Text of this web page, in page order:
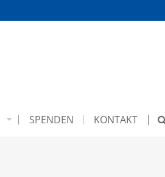
SPENDEN KONTAKT